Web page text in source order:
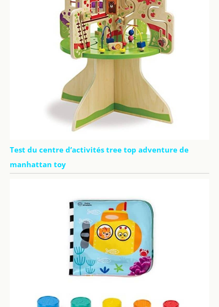
Test du centre d’activités tree top adventure de
manhattan toy